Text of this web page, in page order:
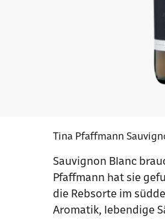
Tina Pfaffmann
Sauvignon Blanc
Pfaffmann hat sie
die Rebsorte im
Aromatik, lebendige